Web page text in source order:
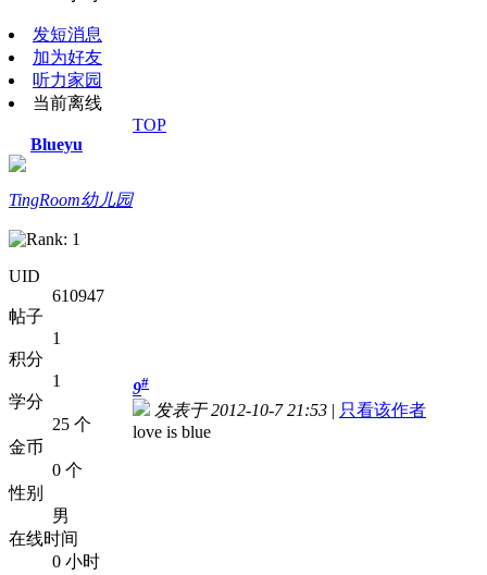
发短消息
加为好友
听力家园
当前离线
TOP
Blueyu
TingRoom幼儿园
UID
610947
帖子
1
积分
1
学分
25 个
金币
0 个
性别
男
在线时间
0 小时
9#
发表于 2012-10-7 21:53 | 只看该作者
love is blue